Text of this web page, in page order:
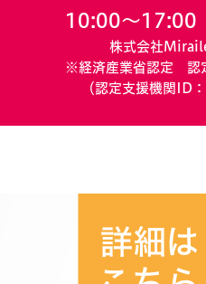
10:00～17:00
株式会社
※経済産業省認定 認
（認定支援機関ID